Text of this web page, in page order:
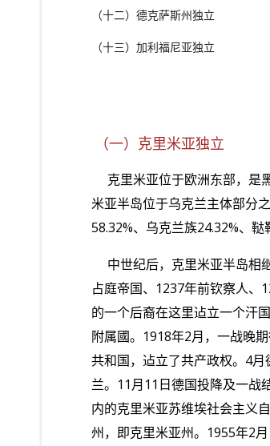
（十二）德克萨斯州独立
（十三）加利福尼亚独立
（一）克里米亚独立
克里米亚位于欧洲东部，是
米亚半岛位于乌克兰主体部分
58.32%、乌克兰族24.32%、鞑
中世纪后，克里米亚半岛相
占庭帝国、 1237年前钦察人、
的一个后裔在这里迠立一个汗国
附属國。 1918年2月，一战晚期
共和国，迠立了共产政权。 4月
兰。 11月11 日德国投降及一战
内的克里米亚苏维埃社会主义
州，即克里米亚州。 1955年2月